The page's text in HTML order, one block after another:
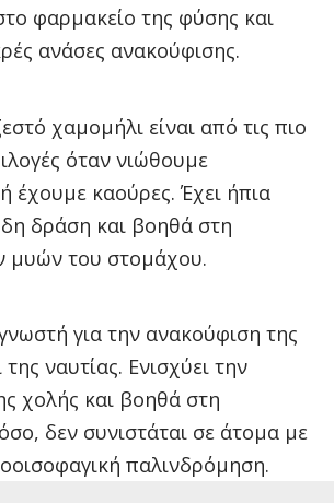
φαρμακείο της φύσης και
ανάσες ανακούφισης.
χαμομήλι είναι από τις πιο
όταν νιώθουμε
έχουμε καούρες. Έχει ήπια
δράση και βοηθά στη
μυών του στομάχου.
για την ανακούφιση της
ναυτίας. Ενισχύει την
χολής και βοηθά στη
δεν συνιστάται σε άτομα με
παλινδρόμηση.